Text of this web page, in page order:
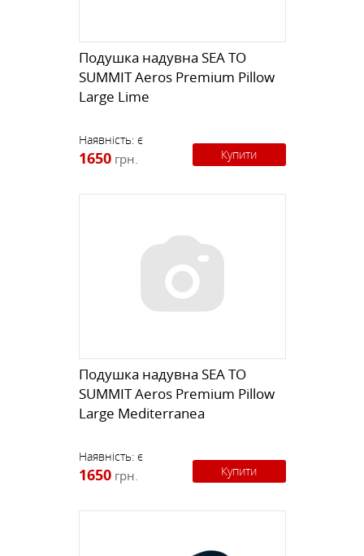
Подушка надувна SEA TO
SUMMIT Aeros Premium Pillow
Large Lime
Наявність: є
1650 грн. Купити
Подушка надувна SEA TO
SUMMIT Aeros Premium Pillow
Large Mediterranea
Наявність: є
1650 грн. Купити